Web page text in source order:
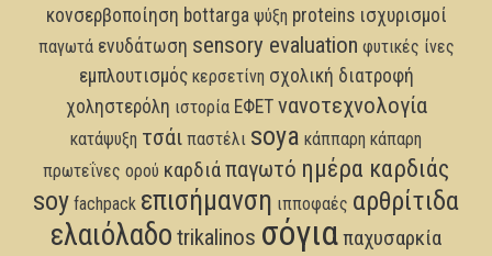
κονσερβοποίηση bottarga ψύξη proteins ισχυρισμοί
παγωτά ενυδάτωση sensory evaluation φυτικές ίνες
εμπλουτισμός κερσετίνη σχολική διατροφή
χοληστερόλη ιστορία ΕΦΕΤ νανοτεχνολογία
κατάψυξη τσάι παστέλι soya κάππαρη κάπαρη
πρωτεΐνες ορού καρδιάπαγωτό ημέρα καρδιάς
soy fachpack επισήμανση ιπποφαές αρθρίτιδα
ελαιόλαδο trikalinos σόγιαπαχυσαρκία